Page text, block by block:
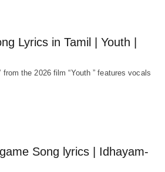
Lyrics in Tamil | Youth |
from the 2026 film “Youth ” features vocals
Song lyrics | Idhayam-